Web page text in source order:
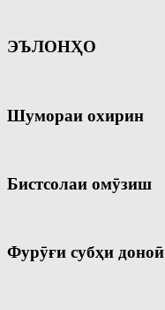
ЭЪЛОНҲО
Шумораи охирин
Бистсолаи омӯзиш
Фурӯғи субҳи доноӣ